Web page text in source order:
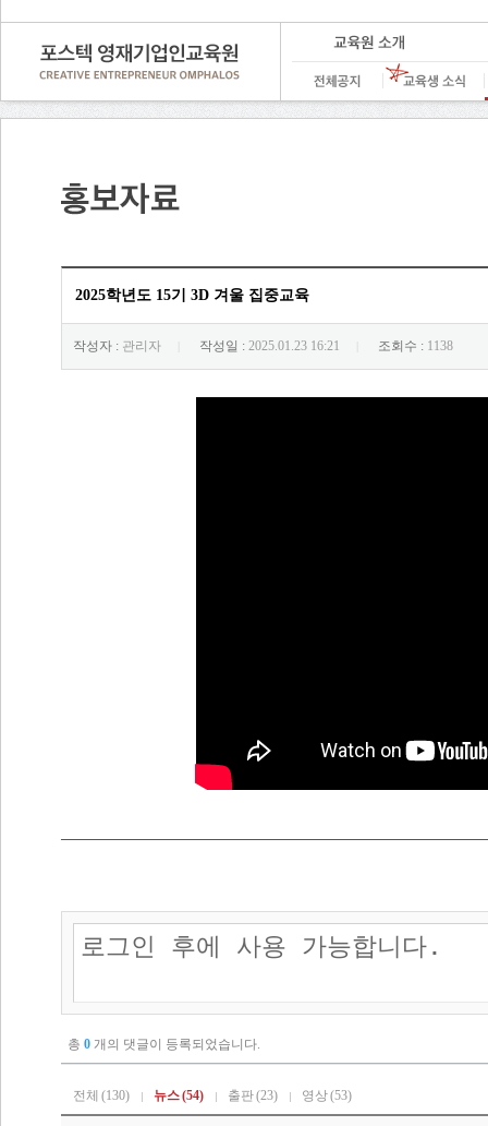
2025학년도 15기 3D 겨울 집중교육
작성자 : 관리자 작성일 : 2025.01.23 16:21 조회수 : 1138
총 0 개의 댓글이 등록되었습니다.
전체 (130) 뉴스(54) 출판(23) 영상(53)